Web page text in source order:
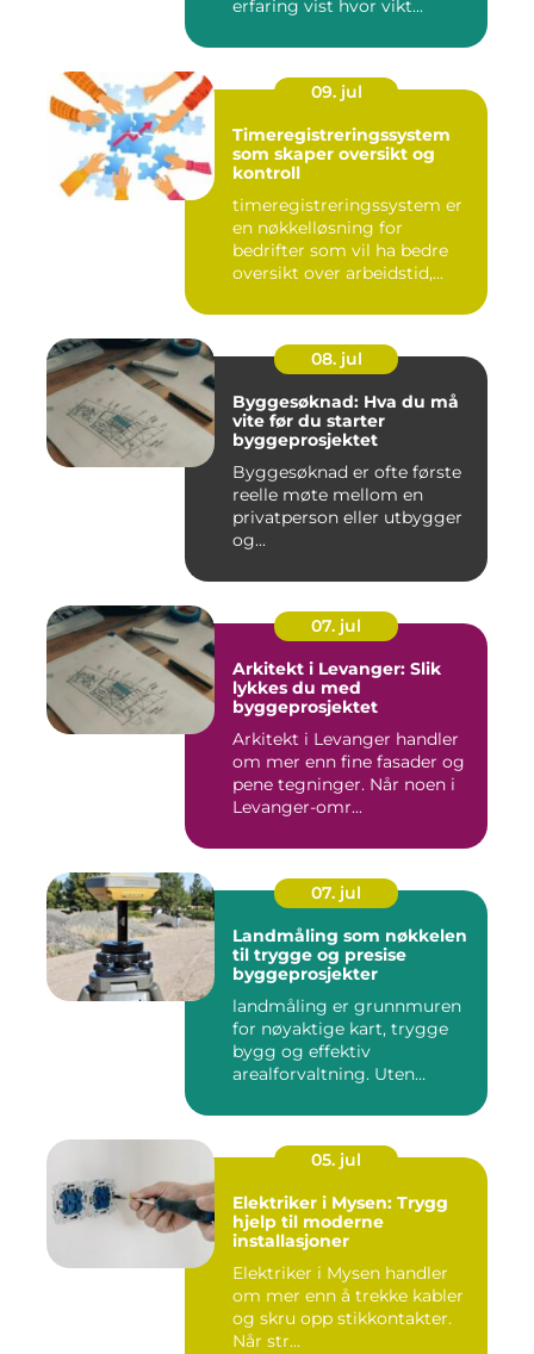
erfaring vist hvor vikt...
09. jul
Timeregistreringssystem
som skaper oversikt og
kontroll
timeregistreringssystem er
en nøkkelløsning for
bedrifter som vil ha bedre
oversikt over arbeidstid,...
08. jul
Byggesøknad: Hva du må
vite før du starter
byggeprosjektet
Byggesøknad er ofte første
reelle møte mellom en
privatperson eller utbygger
og...
07. jul
Arkitekt i Levanger: Slik
lykkes du med
byggeprosjektet
Arkitekt i Levanger handler
om mer enn fine fasader og
pene tegninger. Når noen i
Levanger-omr...
07. jul
Landmåling som nøkkelen
til trygge og presise
byggeprosjekter
landmåling er grunnmuren
for nøyaktige kart, trygge
bygg og effektiv
arealforvaltning. Uten
05. jul
Elektriker i Mysen: Trygg
hjelp til moderne
installasjoner
Elektriker i Mysen handler
om mer enn å trekke kabler
og skru opp stikkontakter.
Når str...